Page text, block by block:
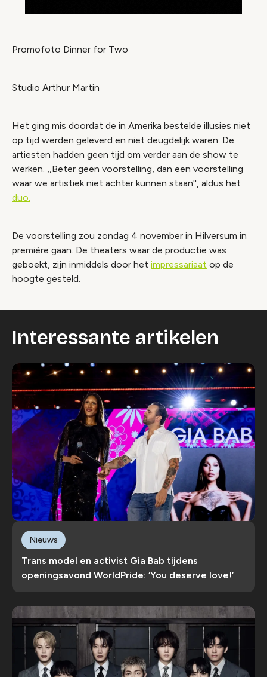
Promofoto Dinner for Two
Studio Arthur Martin
Het ging mis doordat de in Amerika bestelde illusies niet
op tijd werden geleverd en niet deugdelijk waren. De
artiesten hadden geen tijd om verder aan de show te
werken. ,,Beter geen voorstelling, dan een voorstelling
waar we artistiek niet achter kunnen staan'', aldus het
duo.
De voorstelling zou zondag 4 november in Hilversum in
première gaan. De theaters waar de productie was
geboekt, zijn inmiddels door het impressariaat op de
hoogte gesteld.
Interessante artikelen
Trans model en activist Gia Bab tijdens
openingsavond WorldPride: ‘You deserve love!’
Nieuws